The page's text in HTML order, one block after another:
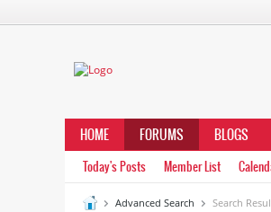
HOME FORUMS BLOGS
Today's Posts Member List
Advanced Search Search